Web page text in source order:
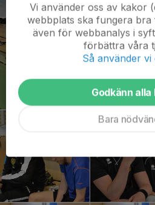
Vi använder oss av kakor
webbplats ska fungera bra
även för webbanalys i
förbättra våra
Så använder vi
Godkänn alla
Bara